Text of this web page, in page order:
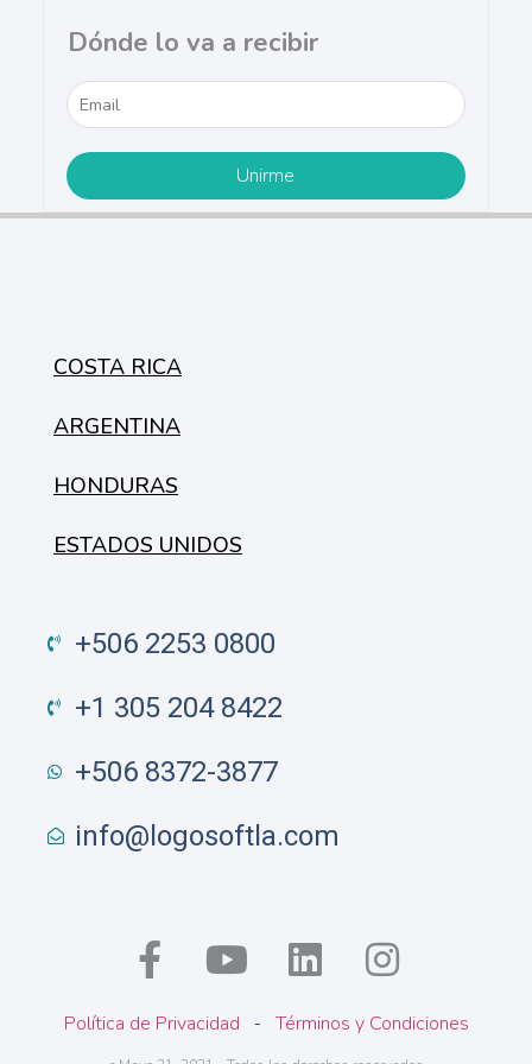
Dónde lo va a recibir
COSTA RICA
ARGENTINA
HONDURAS
ESTADOS UNIDOS
+506 2253 0800
+1 305 204 8422
+506 8372-3877
info@logosoftla.com
Política de Privacidad - Términos y Condiciones